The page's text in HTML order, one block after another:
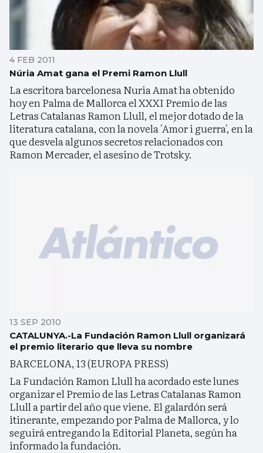
4 FEB 2011
Núria Amat gana el Premi Ramon Llull
La escritora barcelonesa Nuria Amat ha obtenido
hoy en Palma de Mallorca el XXXI Premio de las
Letras Catalanas Ramon Llull, el mejor dotado de la
literatura catalana, con la novela 'Amor i guerra', en la
que desvela algunos secretos relacionados con
Ramon Mercader, el asesino de Trotsky.
13 SEP 2010
CATALUNYA.-La Fundación Ramon Llull organizará
el premio literario que lleva su nombre
BARCELONA, 13 (EUROPA PRESS)
La Fundación Ramon Llull ha acordado este lunes
organizar el Premio de las Letras Catalanas Ramon
Llull a partir del año que viene. El galardón será
itinerante, empezando por Palma de Mallorca, y lo
seguirá entregando la Editorial Planeta, según ha
informado la fundación.